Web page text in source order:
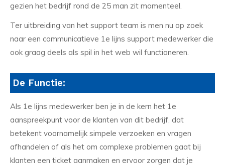
gezien het bedrijf rond de 25 man zit momenteel.
Ter uitbreiding van het support team is men nu op zoek
naar een communicatieve 1e lijns support medewerker die
ook graag deels als spil in het web wil functioneren.
De Functie:
Als 1e lijns medewerker ben je in de kern het 1e
aanspreekpunt voor de klanten van dit bedrijf, dat
betekent voornamelijk simpele verzoeken en vragen
afhandelen of als het om complexe problemen gaat bij
klanten een ticket aanmaken en ervoor zorgen dat je